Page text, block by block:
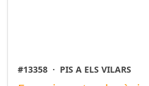
#13358 · PIS A ELS VILARS